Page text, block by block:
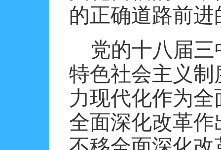
的正确道路前
党的十八届
特色社会主义
力现代化作为
全面深化改革